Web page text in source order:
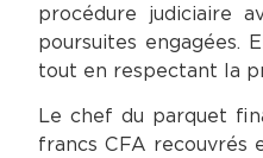
procédure judiciaire
poursuites engagées.
tout en respectant la
Le chef du parquet
francs CFA recouvrés